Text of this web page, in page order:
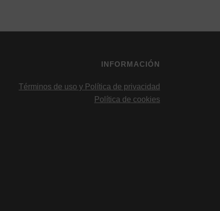
INFORMACIÓN
Términos de uso y Política de privacidad
Política de cookies